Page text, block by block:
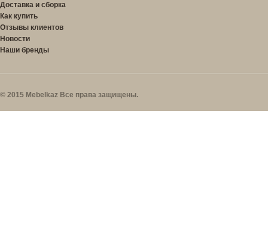
Доставка и сборка
Как купить
Отзывы клиентов
Новости
Наши бренды
© 2015 Mebelkaz Все права защищены.